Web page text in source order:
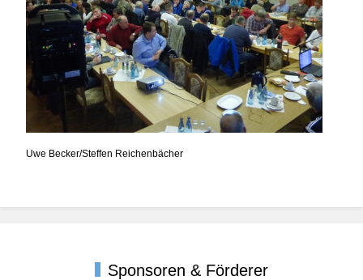
Uwe Becker/Steffen Reichenbächer
Sponsoren & Förderer